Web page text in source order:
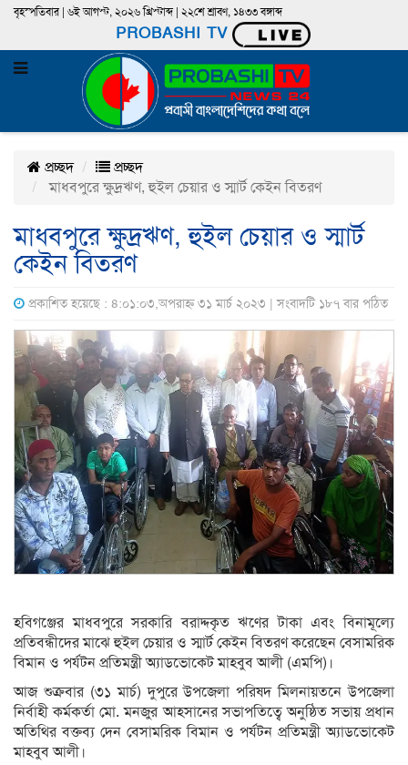
বৃহস্পতিবার | ৬ই আগস্ট, ২০২৬ খ্রিস্টাব্দ | ২২শে শ্রাবণ, ১৪৩৩ বঙ্গাব্দ
PROBASHI TV
প্রচ্ছদ
প্রচ্ছদ
মাধবপুরে ক্ষুদ্রঋণ, হুইল চেয়ার ও স্মার্ট কেইন বিতরণ
মাধবপুরে ক্ষুদ্রঋণ, হুইল চেয়ার ও স্মার্ট
কেইন বিতরণ
প্রকাশিত হয়েছে : ৪:০১:০৩,অপরাহ্ন ৩১ মার্চ ২০২৩ | সংবাদটি ১৮৭ বার পঠিত
হবিগঞ্জের মাধবপুরে সরকারি বরাদ্দকৃত ঋণের টাকা এবং বিনামূল্যে
প্রতিবন্ধীদের মাঝে হুইল চেয়ার ও স্মার্ট কেইন বিতরণ করেছেন বেসামরিক
বিমান ও পর্যটন প্রতিমন্ত্রী অ্যাডভোকেট মাহবুব আলী (এমপি)।
আজ শুক্রবার (৩১ মার্চ) দুপুরে উপজেলা পরিষদ মিলনায়তনে উপজেলা
নির্বাহী কর্মকর্তা মো. মনজুর আহসানের সভাপতিত্বে অনুষ্ঠিত সভায় প্রধান
অতিথির বক্তব্য দেন বেসামরিক বিমান ও পর্যটন প্রতিমন্ত্রী অ্যাডভোকেট
মাহবুব আলী।